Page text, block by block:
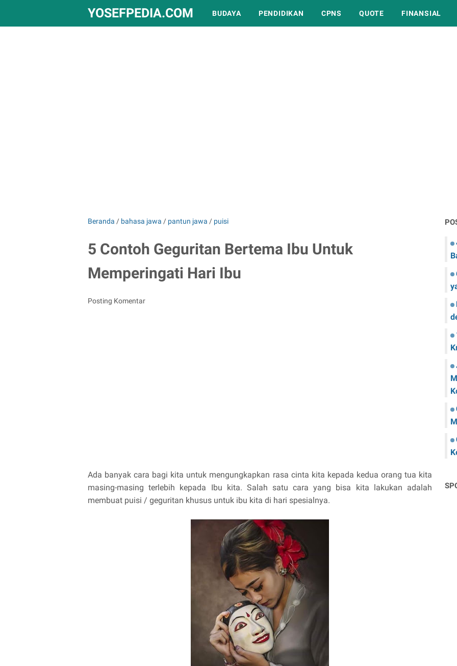
YOSEFPEDIA.COM BUDAYA PENDIDIKAN CPNS QUOTE FINANSIAL
Beranda / bahasa jawa / pantun jawa / puisi
5 Contoh Geguritan Bertema Ibu Untuk
Memperingati Hari Ibu
Posting Komentar
Ada banyak cara bagi kita untuk mengungkapkan rasa cinta kita kepada kedua orang tua kita
masing-masing terlebih kepada Ibu kita. Salah satu cara yang bisa kita lakukan adalah
membuat puisi / geguritan khusus untuk ibu kita di hari spesialnya.